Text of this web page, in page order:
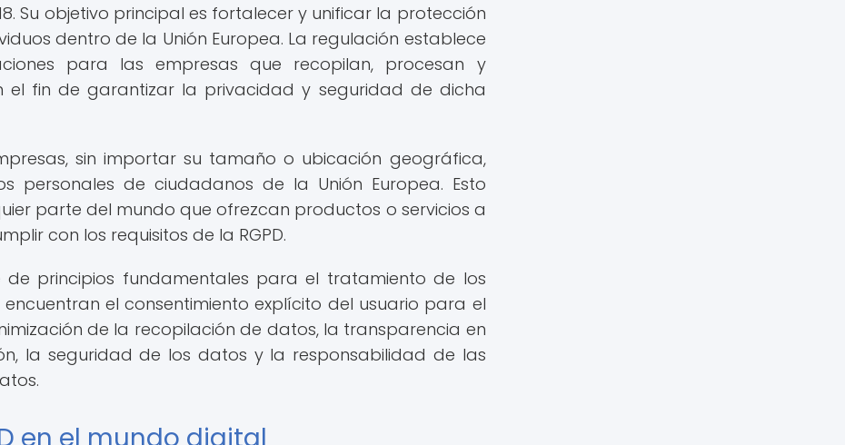
Su objetivo principal es fortalecer y unificar la protección
dentro de la Unión Europea. La regulación establece
para las empresas que recopilan, procesan y
el fin de garantizar la privacidad y seguridad de dicha
sin importar su tamaño o ubicación geográfica,
personales de ciudadanos de la Unión Europea. Esto
parte del mundo que ofrezcan productos o servicios a
con los requisitos de la RGPD.
de principios fundamentales para el tratamiento de los
el consentimiento explícito del usuario para el
de la recopilación de datos, la transparencia en
la seguridad de los datos y la responsabilidad de las
en el mundo digital